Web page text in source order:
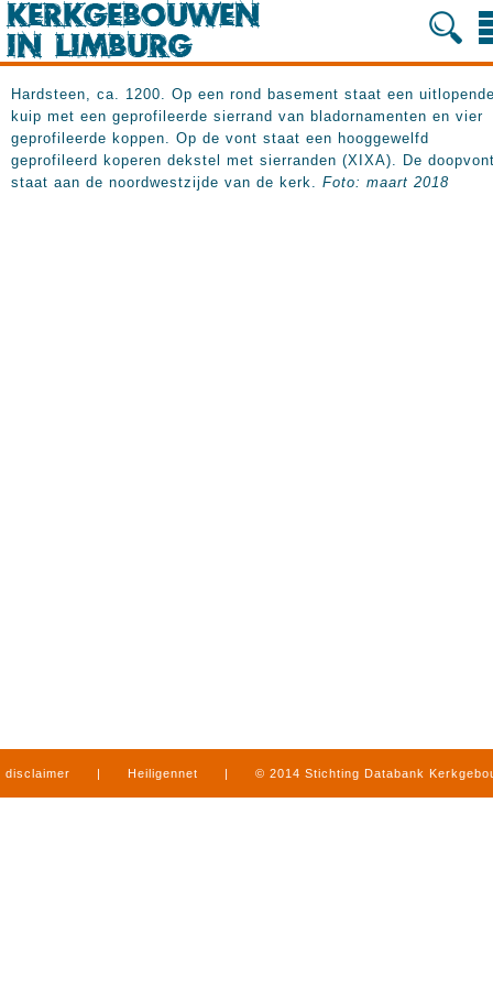
Hardsteen, ca. 1200. Op een rond basement staat een
kuip met een geprofileerde sierrand van bladornamenten en vier
geprofileerde koppen. Op de vont staat een hooggewelfd
geprofileerd koperen dekstel met sierranden (XIXA). De
staat aan de noordwestzijde van de kerk. Foto: maart 2018
disclaimer | Heiligennet | © 2014 Stichting Databank